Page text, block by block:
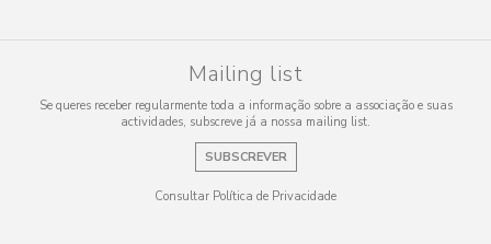
Mailing list
Se queres receber regularmente toda a informação sobre a associação e suas
actividades, subscreve já a nossa mailing list.
SUBSCREVER
Consultar Política de Privacidade